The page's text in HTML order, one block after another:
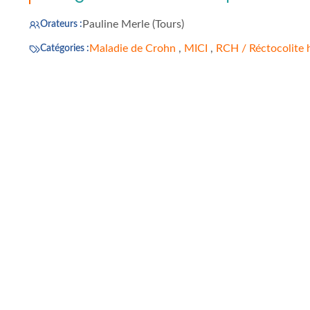
Orateurs : Pauline Merle (Tours)
Catégories : Maladie de Crohn , MICI , RCH / Réctocolite